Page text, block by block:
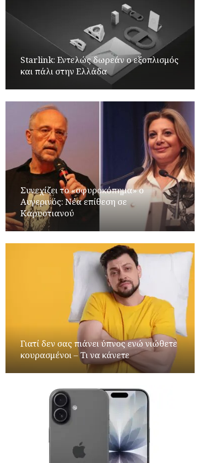
Starlink: Εντελώς δωρεάν ο εξοπλισμός
και πάλι στην Ελλάδα
Συνεχίζει το «σφυροκόπημα» ο
Αυγερινός: Νέα επίθεση σε
Καρυστιανού
Γιατί δεν σας πιάνει ύπνος ενώ νιώθετε
κουρασμένοι – Τι να κάνετε